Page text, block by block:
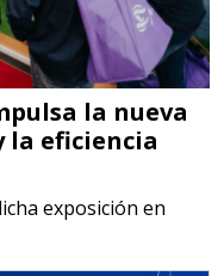
DE
la nueva
la eficiencia
exposición en